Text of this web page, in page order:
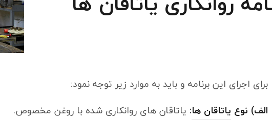
برای اجرای این برنامه و باید به موارد زیر توجه نمود:
الف) نوع یاتاقان ها: یاتاقان های روانکاری شده با روغن مخصوص.